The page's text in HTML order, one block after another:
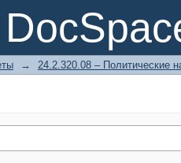
→ 24.2.320.08 – Политические